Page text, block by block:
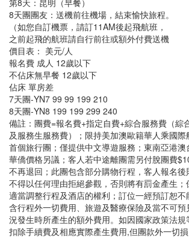
第8天：昆明（早餐）
8天團團友：送機前往機場，結束愉快旅程。
（如您自訂機票，請訂11AM後起飛航班，
之前起飛的航班請自行前往或額外付費送機
價目表： 美元/人
報名費 成人 12歲以下
不佔床無早餐 12歲以下
佔床 單房差
7天團-YN7 99 99 199 210
8天團-YN8 199 199 299 240
備註：團費=報名費+指定自費+綜合服務費（綜
及服務生服務費）；限持美加澳歐籍華人乘國際
首個旅行團；僅提供中文導遊服務；東南亞港
華僑價格另議；客人若中途離團需另付脫團費
不再退回；此團包含部分購物行程，客人報名
不得以任何理由拒絕參觀，否則將有罰金產生
適當調整行程及酒店的權利；訂位一經預訂恕
含行程外一切費用、旅遊及醫療保險及當不可
況發生時所產生的額外費用。如因國家政策法
扣除手續費及相應實際產生費用,但團款外一切損